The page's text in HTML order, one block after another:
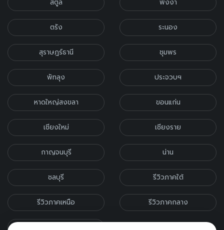
สตูล พังงา
ตรัง ระนอง
สุราษฎร์ธานี ชุมพร
พัทลุง ประจวบฯ
หาดใหญ่สงขลา ขอนแก่น
เชียงใหม่ เชียงราย
กาญจนบุรี น่าน
ชลบุรี รีวิวภาคใต้
รีวิวภาคเหนือ รีวิวภาคกลาง